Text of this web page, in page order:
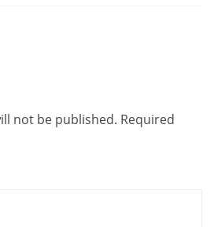
not be published. Required